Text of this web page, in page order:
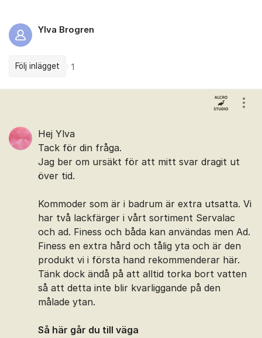
Ylva Brogren
Följ inlägget 1
Hej Ylva
Tack för din fråga.
Jag ber om ursäkt för att mitt svar dragit ut
över tid.
Kommoder som är i badrum är extra utsatta. Vi
har två lackfärger i vårt sortiment Servalac
och ad. Finess och båda kan användas men Ad.
Finess en extra hård och tålig yta och är den
produkt vi i första hand rekommenderar här.
Tänk dock ändå på att alltid torka bort vatten
så att detta inte blir kvarliggande på den
målade ytan.
Så här går du till väga